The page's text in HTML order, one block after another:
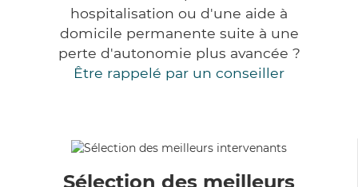
hospitalisation ou d'une aide à
domicile permanente suite à une
perte d'autonomie plus avancée ?
Être rappelé par un conseiller
Sélection des meilleurs